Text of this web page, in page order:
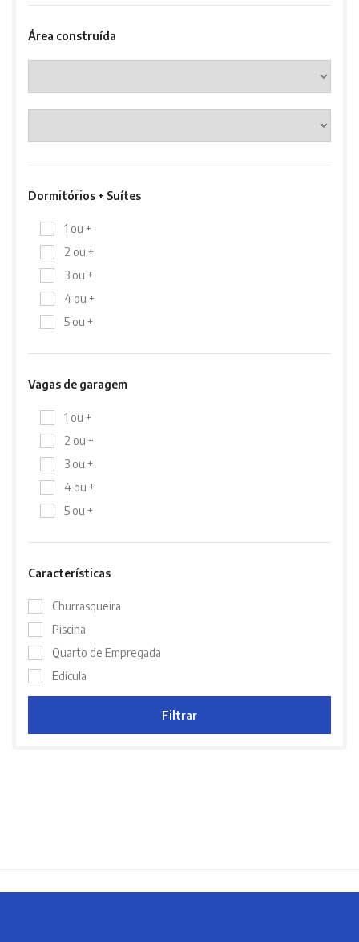
Área construída
Dormitórios + Suítes
1 ou +
2 ou +
3 ou +
4 ou +
5 ou +
Vagas de garagem
1 ou +
2 ou +
3 ou +
4 ou +
5 ou +
Características
Churrasqueira
Piscina
Quarto de Empregada
Edícula
Filtrar